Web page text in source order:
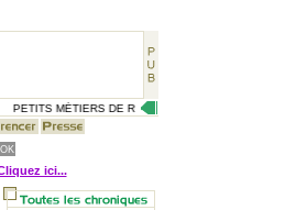
MÉTIERS DE RUE, CÉLÉBRITÉS
ici...